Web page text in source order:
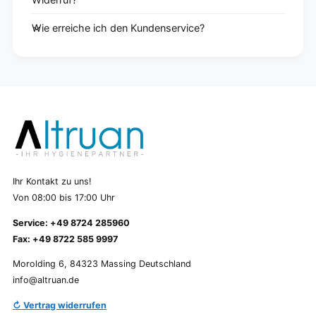
Wie erreiche ich den Kundenservice?
Ihr Kontakt zu uns!
Von 08:00 bis 17:00 Uhr
Service: +49 8724 285960
Fax: +49 8722 585 9997
Morolding 6, 84323 Massing Deutschland
info@altruan.de
↻ Vertrag widerrufen